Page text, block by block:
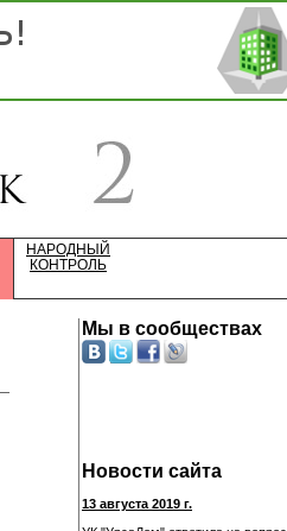
НАРОДНЫЙ
КОНТРОЛЬ
Мы в сообществах
Новости сайта
13 августа 2019 г.